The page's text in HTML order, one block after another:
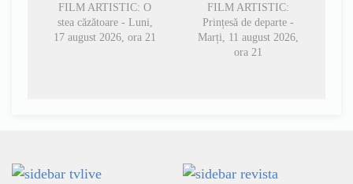
FILM ARTISTIC: O
stea căzătoare - Luni,
17 august 2026, ora 21
FILM ARTISTIC:
Prințesă de departe -
Marți, 11 august 2026,
ora 21